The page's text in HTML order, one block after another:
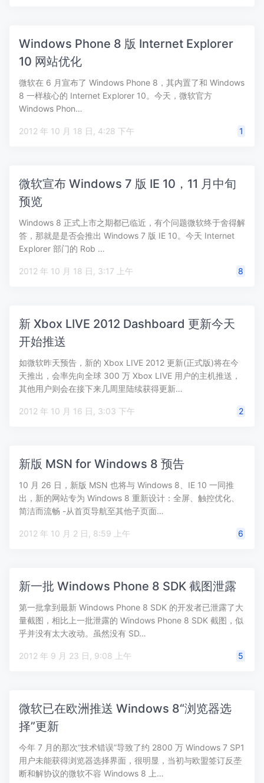
Windows Phone 8 版 Internet Explorer
10 网站优化
微软在 6 月宣布了 Windows Phone 8，其内置了和 Windows
8 一样核心的 Internet Explorer 10。今天，微软官方
Windows Phon…
2012 年 10 月 18 日, 4:28 下午 1
微软宣布 Windows 7 版 IE 10，11 月中旬
预览
Windows 8 正式上市之期都已临近，有个问题微软终于舍得解
答，那就是是否会推出 Windows 7 版 IE 10。今天 Internet
Explorer 部门的 Rob …
2012 年 10 月 18 日, 3:17 上午 8
新 Xbox LIVE 2012 Dashboard 更新今天
开始推送
如微软昨天预告，新的 Xbox LIVE 2012 更新(正式版)将在今
天推出，会率先向全球 300 万 Xbox LIVE 用户的主机推送，
其他用户则会在接下来几周里陆续获得更新…
2012 年 10 月 16 日, 3:03 下午 2
新版 MSN for Windows 8 预告
10 月 26 日，新版 MSN 也将与 Windows 8、IE 10 一同推
出，新的网站专为 Windows 8 重新设计：全屏、触控优化、
简洁而流畅 -从首页导航至其他子页面…
2012 年 10 月 2 日, 8:59 上午 6
新一批 Windows Phone 8 SDK 截图泄露
第一批拿到最新 Windows Phone 8 SDK 的开发者已泄露了大
量截图，相比上一批泄露的 Windows Phone 8 SDK 截图，似
乎并没有太大改动。虽然没有 SD…
2012 年 9 月 23 日, 9:08 上午 5
微软已在欧洲推送 Windows 8“浏览器选
择”更新
今年 7 月的那次“技术错误”导致了约 2800 万 Windows 7 SP1
用户未能获得浏览器选择界面，很明显，当初与欧盟签订反垄
断和解协议的微软不容 Windows 8 上…